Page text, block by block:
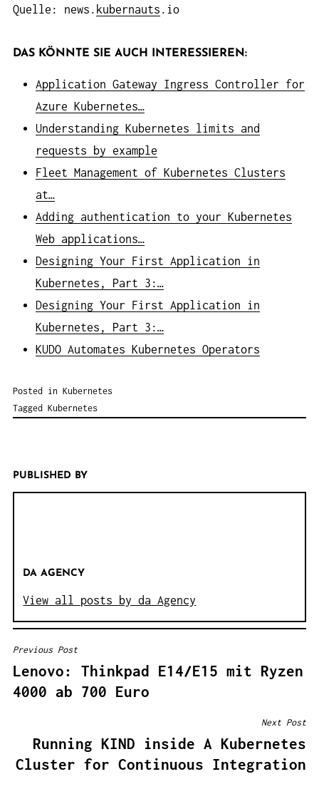
Quelle: news. kubernauts .io
DAS KÖNNTE SIE AUCH INTERESSIEREN:
Application Gateway Ingress Controller for
Azure Kubernetes…
Understanding Kubernetes limits and
requests by example
Fleet Management of Kubernetes Clusters
at…
Adding authentication to your Kubernetes
Web applications…
Designing Your First Application in
Kubernetes, Part 3:…
Designing Your First Application in
Kubernetes, Part 3:…
KUDO Automates Kubernetes Operators
Posted in Kubernetes
Tagged Kubernetes
PUBLISHED BY
DA AGENCY
View all posts by da Agency
B
E
I
A
Previous Post
Lenovo: Thinkpad E14/E15 mit Ryzen
4000 ab 700 Euro
Next Post
Running KIND inside A Kubernetes
Cluster for Continuous Integration